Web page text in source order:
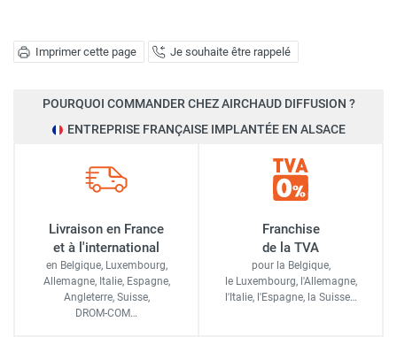
Imprimer cette page Je souhaite être rappelé
POURQUOI COMMANDER CHEZ AIRCHAUD DIFFUSION ?
ENTREPRISE FRANÇAISE IMPLANTÉE EN ALSACE
Livraison en France
et à l'international
en Belgique, Luxembourg,
Allemagne, Italie, Espagne,
Angleterre, Suisse,
DROM-COM…
Franchise
de la TVA
pour la Belgique,
le Luxembourg, l'Allemagne,
l'Italie, l'Espagne, la Suisse…